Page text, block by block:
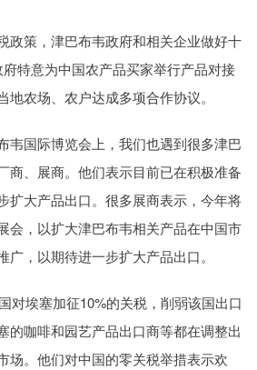
策，津巴布韦政府和相关企业做好十
特意为中国农产品买家举行产品对接
农场、农户达成多项合作协议。
国际博览会上，我们也遇到很多津巴
商、展商。他们表示目前已在积极准备
扩大产品出口。很多展商表示，今年将
会，以扩大津巴布韦相关产品在中国市
，以期待进一步扩大产品出口。
埃塞加征10%的关税，削弱该国出口
的咖啡和园艺产品出口商等都在调整出
场。他们对中国的零关税举措表示欢